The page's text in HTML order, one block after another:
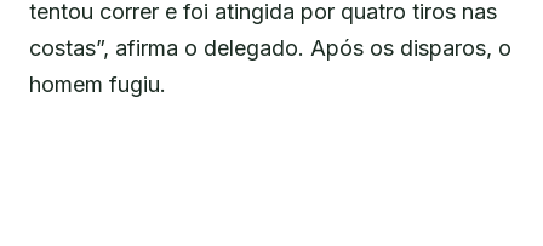
tentou correr e foi atingida por quatro tiros nas
costas”, afirma o delegado. Após os disparos, o
homem fugiu.